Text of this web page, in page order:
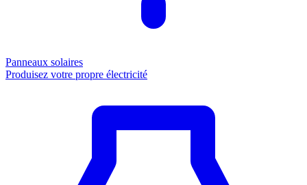
Panneaux solaires
Produisez votre propre électricité